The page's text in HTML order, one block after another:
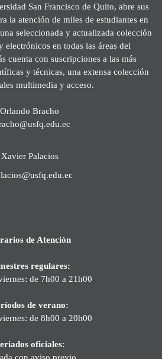
San Francisco de Quito, abre sus
la atención de miles de estudiantes en
seleccionada y actualizada colección
electrónicos en todas las áreas del
cuenta con suscripciones a las más
y técnicas, una extensa colección
multimedia y acceso.
Orlando Bracho
Xavier Palacios
de Atención
regulares:
de 7h00 a 21h00
de verano:
de 8h00 a 20h00
oficiales:
con aviso previo